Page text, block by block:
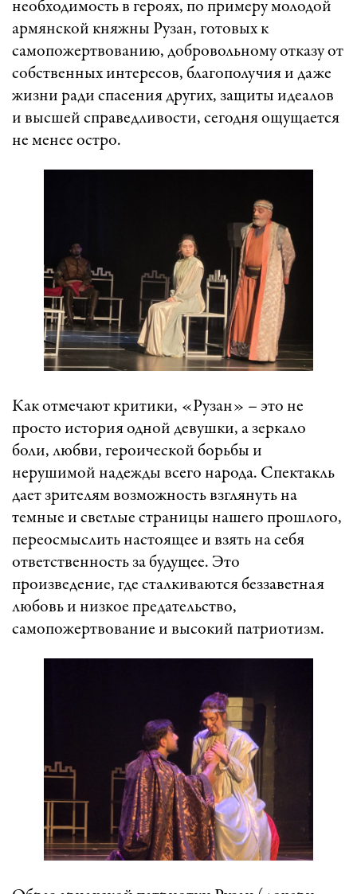
необходимость в героях, по примеру молодой
армянской княжны Рузан, готовых к
самопожертвованию, добровольному отказу от
собственных интересов, благополучия и даже
жизни ради спасения других, защиты идеалов
и высшей справедливости, сегодня ощущается
не менее остро.
Как отмечают критики, «Рузан» – это не
просто история одной девушки, а зеркало
боли, любви, героической борьбы и
нерушимой надежды всего народа. Спектакль
дает зрителям возможность взглянуть на
темные и светлые страницы нашего прошлого,
переосмыслить настоящее и взять на себя
ответственность за будущее. Это
произведение, где сталкиваются беззаветная
любовь и низкое предательство,
самопожертвование и высокий патриотизм.